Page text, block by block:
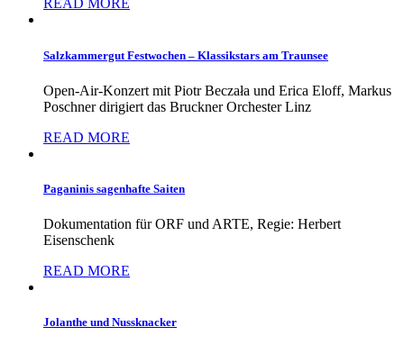
READ MORE
Salzkammergut Festwochen – Klassikstars am Traunsee
Open-Air-Konzert mit Piotr Beczała und Erica Eloff, Markus
Poschner dirigiert das Bruckner Orchester Linz
READ MORE
Paganinis sagenhafte Saiten
Dokumentation für ORF und ARTE, Regie: Herbert
Eisenschenk
READ MORE
Jolanthe und Nussknacker